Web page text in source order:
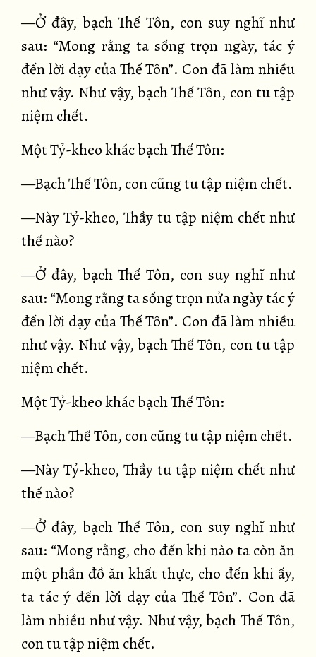
—Ở đây, bạch Thế Tôn, con suy nghĩ như
sau: “Mong rằng ta sống trọn ngày, tác ý
đến lời dạy của Thế Tôn”. Con đã làm nhiều
như vậy. Như vậy, bạch Thế Tôn, con tu tập
niệm chết.
Một Tỷ-kheo khác bạch Thế Tôn:
—Bạch Thế Tôn, con cũng tu tập niệm chết.
—Này Tỷ-kheo, Thầy tu tập niệm chết như
thế nào?
—Ở đây, bạch Thế Tôn, con suy nghĩ như
sau: “Mong rằng ta sống trọn nửa ngày tác ý
đến lời dạy của Thế Tôn”. Con đã làm nhiều
như vậy. Như vậy, bạch Thế Tôn, con tu tập
niệm chết.
Một Tỷ-kheo khác bạch Thế Tôn:
—Bạch Thế Tôn, con cũng tu tập niệm chết.
—Này Tỷ-kheo, Thầy tu tập niệm chết như
thế nào?
—Ở đây, bạch Thế Tôn, con suy nghĩ như
sau: “Mong rằng, cho đến khi nào ta còn ăn
một phần đồ ăn khất thực, cho đến khi ấy,
ta tác ý đến lời dạy của Thế Tôn”. Con đã
làm nhiều như vậy. Như vậy, bạch Thế Tôn,
con tu tập niệm chết.